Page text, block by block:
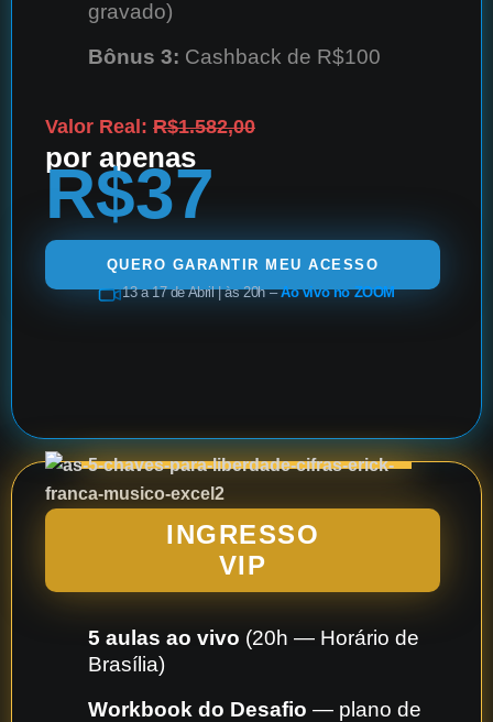
gravado)
Bônus 3: Cashback de R$100
Valor Real: R$1.582,00
por apenas
R$37
QUERO GARANTIR MEU ACESSO
13 a 17 de Abril | às 20h –Ao vivo no ZOOM
INGRESSO
VIP
5 aulas ao vivo (20h — Horário de
Brasília)
Workbook do Desafio — plano de